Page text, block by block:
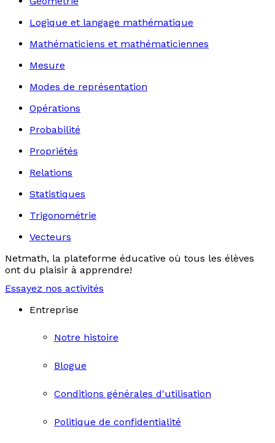
Logique et langage mathématique
Mathématiciens et mathématiciennes
Mesure
Modes de représentation
Opérations
Probabilité
Propriétés
Relations
Statistiques
Trigonométrie
Vecteurs
Netmath, la plateforme éducative où tous les élèves
ont du plaisir à apprendre!
Essayez nos activités
Entreprise
Notre histoire
Blogue
Conditions générales d'utilisation
Politique de confidentialité